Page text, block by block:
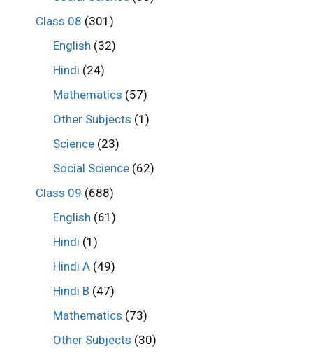
Class 08 (301)
English (32)
Hindi (24)
Mathematics (57)
Other Subjects (1)
Science (23)
Social Science (62)
Class 09 (688)
English (61)
Hindi (1)
Hindi A (49)
Hindi B (47)
Mathematics (73)
Other Subjects (30)